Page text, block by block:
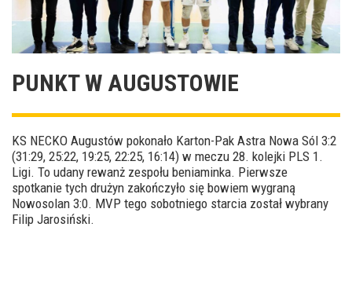
PUNKT W AUGUSTOWIE
KS NECKO Augustów pokonało Karton-Pak Astra Nowa Sól 3:2
(31:29, 25:22, 19:25, 22:25, 16:14) w meczu 28. kolejki PLS 1.
Ligi. To udany rewanż zespołu beniaminka. Pierwsze
spotkanie tych drużyn zakończyło się bowiem wygraną
Nowosolan 3:0. MVP tego sobotniego starcia został wybrany
Filip Jarosiński.